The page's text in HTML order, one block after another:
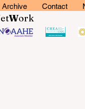
Archive Contact
etWork